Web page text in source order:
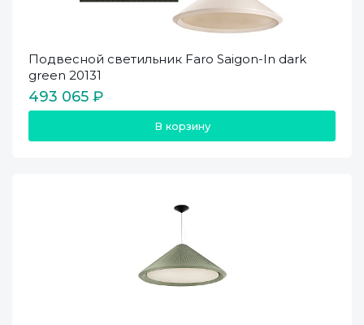
Подвесной светильник Faro Saigon-In dark
green 20131
493 065 ₽
В корзину